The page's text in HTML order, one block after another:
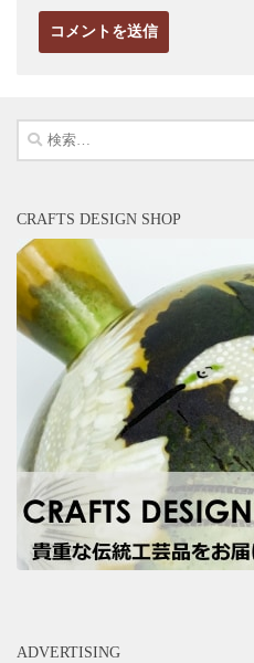
検
索:
CRAFTS DESIGN SHOP
ADVERTISING